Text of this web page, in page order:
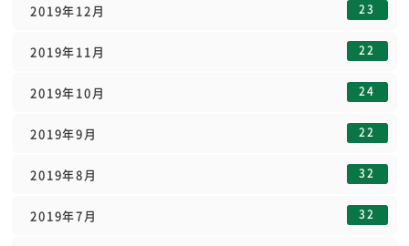
2019年12月 23
2019年11月 22
2019年10月 24
2019年9月 22
2019年8月 32
2019年7月 32